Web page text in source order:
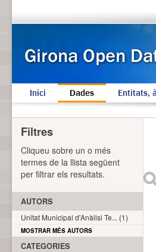
Inici Dades Entitats,
Filtres
Cliqueu sobre un o més
termes de la llista següent
per filtrar els resultats.
AUTORS
Unitat Municipal d'Anàlisi Te... (1)
MOSTRAR MÉS AUTORS
CATEGORIES